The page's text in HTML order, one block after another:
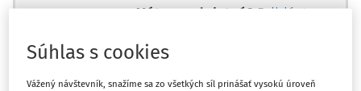
Máte predplatné? Prihláste sa
Súhlas s cookies
Vážený návštevník, snažíme sa zo všetkých síl prinášať vysokú úroveň